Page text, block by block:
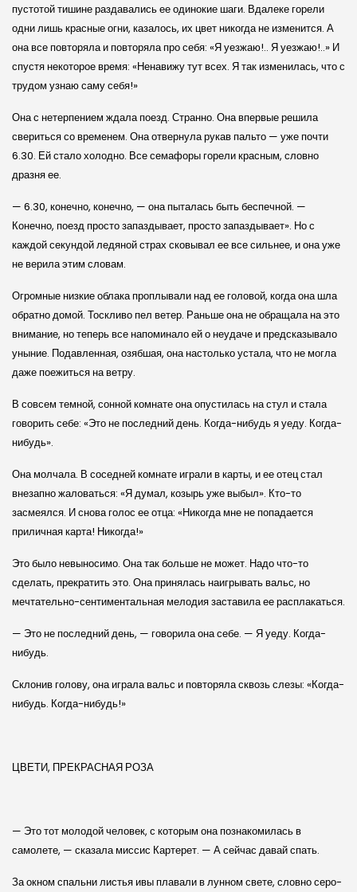
пустотой тишине раздавались ее одинокие шаги. Вдалеке горели
одни лишь красные огни, казалось, их цвет никогда не изменится. А
она все повторяла и повторяла про себя: «Я уезжаю!.. Я уезжаю!..» И
спустя некоторое время: «Ненавижу тут всех. Я так изменилась, что с
трудом узнаю саму себя!»
Она с нетерпением ждала поезд. Странно. Она впервые решила
свериться со временем. Она отвернула рукав пальто — уже почти
6.30. Ей стало холодно. Все семафоры горели красным, словно
дразня ее.
— 6.30, конечно, конечно, — она пыталась быть беспечной. —
Конечно, поезд просто запаздывает, просто запаздывает». Но с
каждой секундой ледяной страх сковывал ее все сильнее, и она уже
не верила этим словам.
Огромные низкие облака проплывали над ее головой, когда она шла
обратно домой. Тоскливо пел ветер. Раньше она не обращала на это
внимание, но теперь все напоминало ей о неудаче и предсказывало
уныние. Подавленная, озябшая, она настолько устала, что не могла
даже поежиться на ветру.
В совсем темной, сонной комнате она опустилась на стул и стала
говорить себе: «Это не последний день. Когда-нибудь я уеду. Когда-
нибудь».
Она молчала. В соседней комнате играли в карты, и ее отец стал
внезапно жаловаться: «Я думал, козырь уже выбыл». Кто-то
засмеялся. И снова голос ее отца: «Никогда мне не попадается
приличная карта! Никогда!»
Это было невыносимо. Она так больше не может. Надо что-то
сделать, прекратить это. Она принялась наигрывать вальс, но
мечтательно-сентиментальная мелодия заставила ее расплакаться.
— Это не последний день, — говорила она себе. — Я уеду. Когда-
нибудь.
Склонив голову, она играла вальс и повторяла сквозь слезы: «Когда-
нибудь. Когда-нибудь!»
ЦВЕТИ, ПРЕКРАСНАЯ РОЗА
— Это тот молодой человек, с которым она познакомилась в
самолете, — сказала миссис Картерет. — А сейчас давай спать.
За окном спальни листья ивы плавали в лунном свете, словно серо-